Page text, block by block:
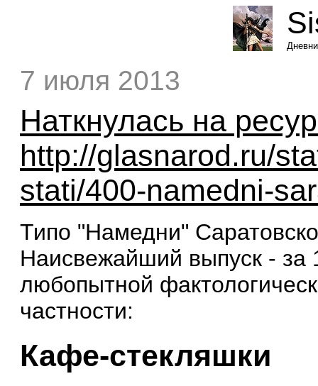
7 июля 2013
Наткнулась на
http://glasnarod.ru/
stati/400-namedni-
Типо "Намедни"
Наисвежайший выпуск - за
любопытной
частности:
Кафе-стекляшки